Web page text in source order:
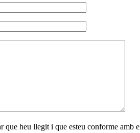
que heu llegit i que esteu conforme amb